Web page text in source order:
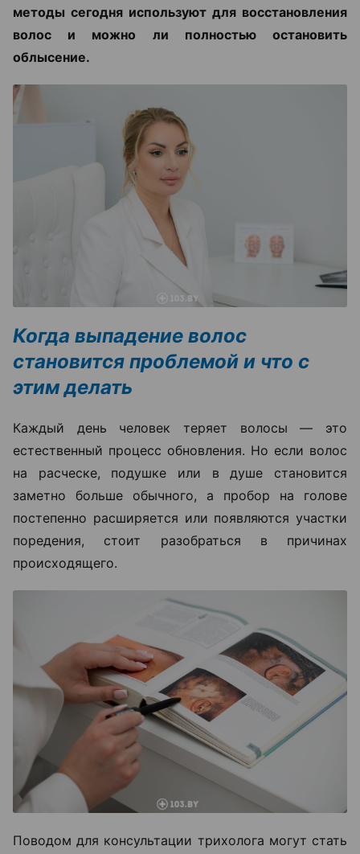
методы сегодня используют для восстановления
волос и можно ли полностью остановить
облысение.
Когда выпадение волос
становится проблемой и что с
этим делать
Каждый день человек теряет волосы — это
естественный процесс обновления. Но если волос
на расческе, подушке или в душе становится
заметно больше обычного, а пробор на голове
постепенно расширяется или появляются участки
поредения, стоит разобраться в причинах
происходящего.
Поводом для консультации трихолога могут стать